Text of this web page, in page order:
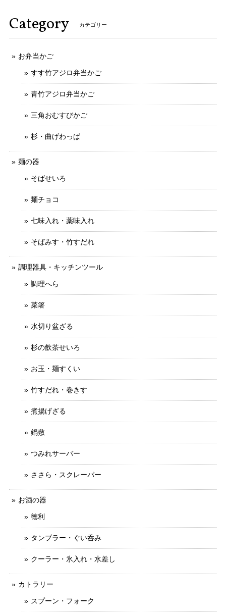
Category カテゴリー
お弁当かご
すす竹アジロ弁当かご
青竹アジロ弁当かご
三角おむすびかご
杉・曲げわっぱ
麺の器
そばせいろ
麺チョコ
七味入れ・薬味入れ
そばみす・竹すだれ
調理器具・キッチンツール
調理へら
菜箸
水切り盆ざる
杉の飲茶せいろ
お玉・麺すくい
竹すだれ・巻きす
煮揚げざる
鍋敷
つみれサーバー
ささら・スクレーパー
お酒の器
徳利
タンブラー・ぐい呑み
クーラー・氷入れ・水差し
カトラリー
スプーン・フォーク